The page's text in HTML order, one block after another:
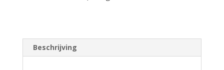
Beschrijving